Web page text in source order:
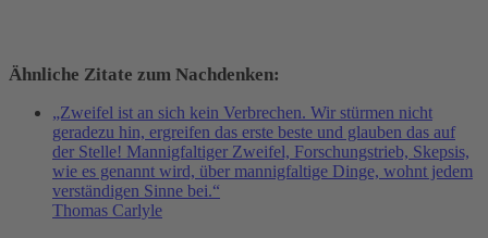
Ähnliche Zitate zum Nachdenken:
„Zweifel ist an sich kein Verbrechen. Wir stürmen nicht
geradezu hin, ergreifen das erste beste und glauben das auf
der Stelle! Mannigfaltiger Zweifel, Forschungstrieb, Skepsis,
wie es genannt wird, über mannigfaltige Dinge, wohnt jedem
verständigen Sinne bei.“
Thomas Carlyle